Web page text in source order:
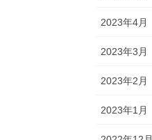
2023年4月
2023年3月
2023年2月
2023年1月